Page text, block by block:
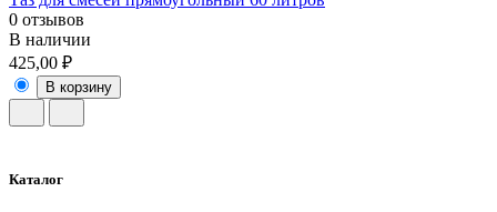
0 отзывов
В наличии
425,00 ₽
В корзину
Каталог